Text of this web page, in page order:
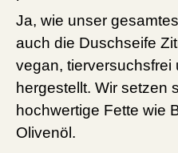
Ja, wie unser
auch die Duschseife
vegan, tierversuchsfrei
hergestellt. Wir setzen
hochwertige Fette wie
Olivenöl.